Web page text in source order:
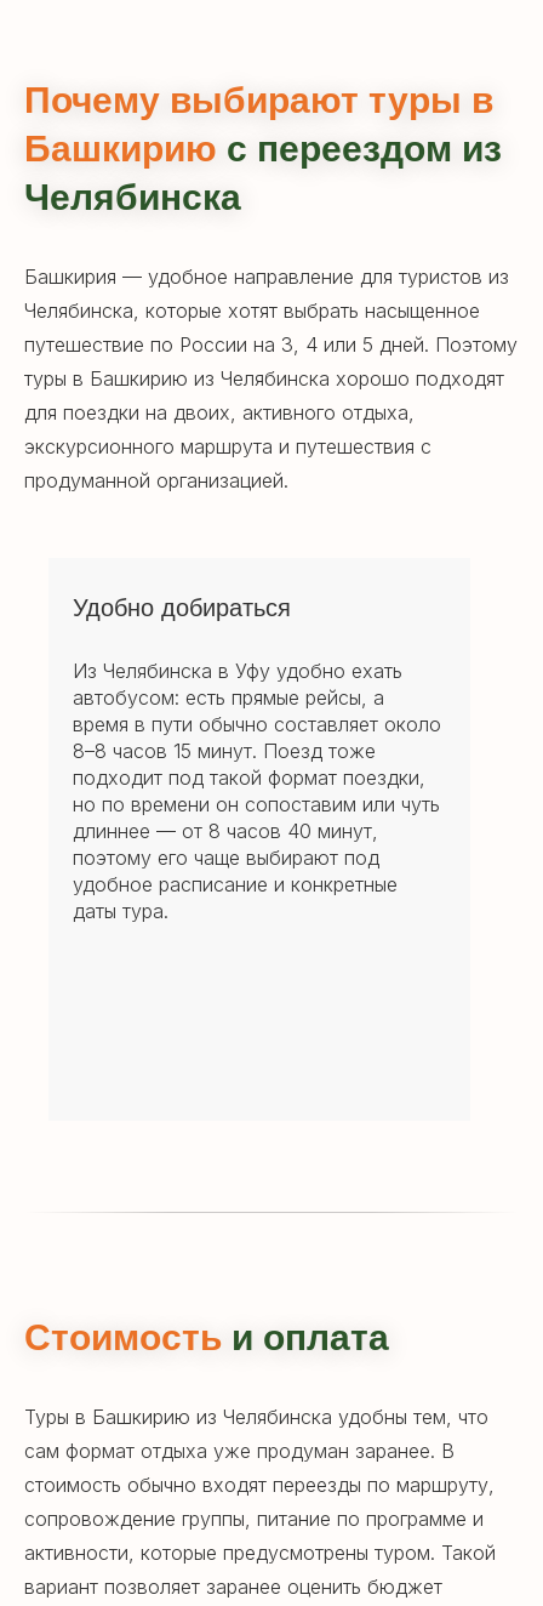
Почему выбирают туры в
Башкирию с переездом из
Челябинска
Башкирия — удобное направление для туристов из
Челябинска, которые хотят выбрать насыщенное
путешествие по России на 3, 4 или 5 дней. Поэтому
туры в Башкирию из Челябинска хорошо подходят
для поездки на двоих, активного отдыха,
экскурсионного маршрута и путешествия с
продуманной организацией.
Удобно добираться
Из Челябинска в Уфу удобно ехать
автобусом: есть прямые рейсы, а
время в пути обычно составляет около
8–8 часов 15 минут. Поезд тоже
подходит под такой формат поездки,
но по времени он сопоставим или чуть
длиннее — от 8 часов 40 минут,
поэтому его чаще выбирают под
удобное расписание и конкретные
даты тура.
Стоимость и оплата
Туры в Башкирию из Челябинска удобны тем, что
сам формат отдыха уже продуман заранее. В
стоимость обычно входят переезды по маршруту,
сопровождение группы, питание по программе и
активности, которые предусмотрены туром. Такой
вариант позволяет заранее оценить бюджет